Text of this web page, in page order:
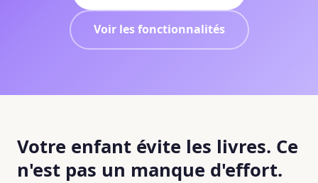
Voir les fonctionnalités
Votre enfant évite les livres. Ce
n'est pas un manque d'effort.